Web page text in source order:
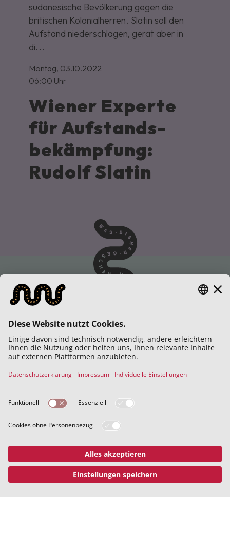
Wiener Experte
für Aufstands­
bekämpfung:
Rudolf Slatin
sudanesische Bevölkerung gegen die
britischen Kolonialherren. Slatin soll den
Aufstand niederschlagen, gerät aber in
di...
Montag, 03.10.2022
06:00 Uhr
Datenschutz Impressum Teilnahmebedingungen
Projekträger:innen: